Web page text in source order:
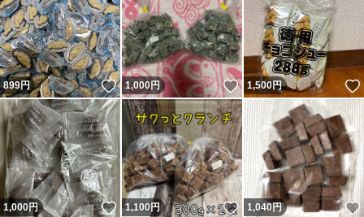
899円 いいね！
1,000円 いいね！
1,500円
1,000円 いいね！
1,100円 いいね！
1,040円